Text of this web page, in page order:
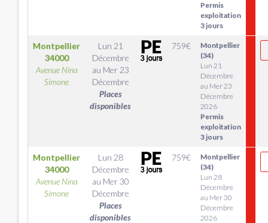
Permis
exploitation
3 jours
Montpellier
34000
Avenue Nina
Simone
Lun 21
Décembre
au Mer 23
Décembre
Places
disponibles
759€
Montpellier
(34)
Lun 21
Décembre
au Mer 23
Décembre
2026
Permis
exploitation
3 jours
Montpellier
34000
Avenue Nina
Simone
Lun 28
Décembre
au Mer 30
Décembre
Places
disponibles
759€
Montpellier
(34)
Lun 28
Décembre
au Mer 30
Décembre
2026